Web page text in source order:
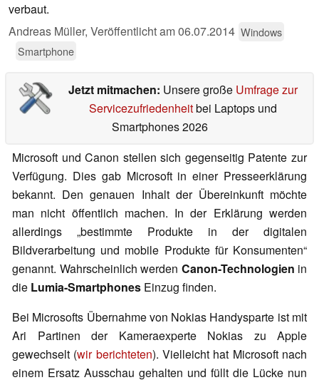
verbaut.
Andreas Müller, Veröffentlicht am06.07.2014 Windows
Smartphone
Jetzt mitmachen: Unsere große Umfrage zur
Servicezufriedenheitbei Laptops und
Smartphones 2026
Microsoft und Canon stellen sich gegenseitig Patente zur
Verfügung. Dies gab Microsoft in einer Presseerklärung
bekannt. Den genauen Inhalt der Übereinkunft möchte
man nicht öffentlich machen. In der Erklärung werden
allerdings „bestimmte Produkte in der digitalen
Bildverarbeitung und mobile Produkte für Konsumenten“
genannt. Wahrscheinlich werden Canon-Technologien in
die Lumia-Smartphones Einzug finden.
Bei Microsofts Übernahme von Nokias Handysparte ist mit
Ari Partinen der Kameraexperte Nokias zu Apple
gewechselt (wir berichteten). Vielleicht hat Microsoft nach
einem Ersatz Ausschau gehalten und füllt die Lücke nun